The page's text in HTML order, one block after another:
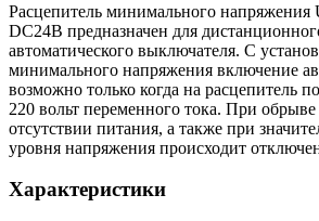
Расцепитель минимального
DC24В предназначен для
автоматического выключателя. С
минимального напряжения включение
возможно только когда на расцепитель
220 вольт переменного тока. При
отсутствии питания, а также при
уровня напряжения происходит
Характеристики